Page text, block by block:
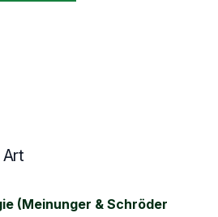
(Meinunger & Schröder